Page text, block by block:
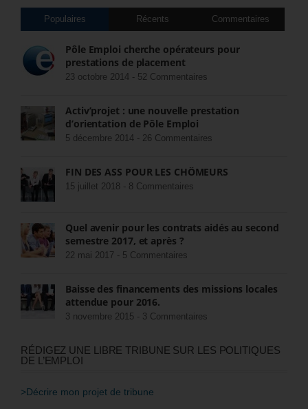
Populaires Récents Commentaires
Pôle Emploi cherche opérateurs pour
prestations de placement
23 octobre 2014 - 52 Commentaires
Activ’projet : une nouvelle prestation
d’orientation de Pôle Emploi
5 décembre 2014 - 26 Commentaires
FIN DES ASS POUR LES CHÔMEURS
15 juillet 2018 - 8 Commentaires
Quel avenir pour les contrats aidés au second
semestre 2017, et après ?
22 mai 2017 - 5 Commentaires
Baisse des financements des missions locales
attendue pour 2016.
3 novembre 2015 - 3 Commentaires
RÉDIGEZ UNE LIBRE TRIBUNE SUR LES POLITIQUES
DE L’EMPLOI
>Décrire mon projet de tribune